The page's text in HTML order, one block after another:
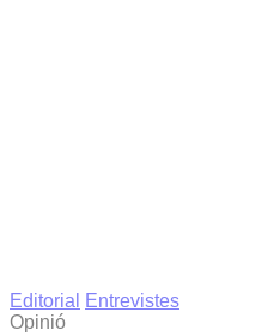
Editorial
Entrevistes
Opinió